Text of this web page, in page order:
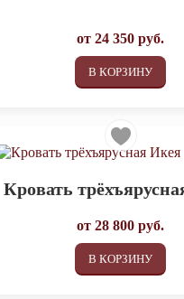
от24 350 руб.
В КОРЗИНУ
Кровать
от28 800 руб.
В КОРЗИНУ